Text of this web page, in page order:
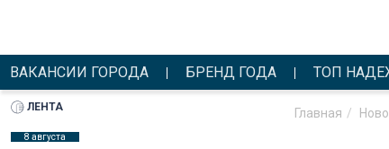
ВАКАНСИИ ГОРОДА БРЕНД ГОДА ТОП
Главная
ЛЕНТА
8 августа